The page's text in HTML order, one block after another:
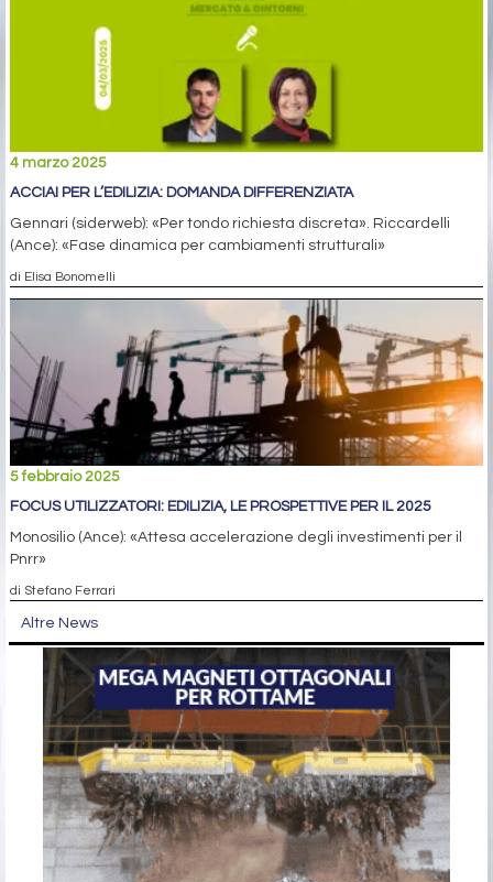
4 marzo 2025
ACCIAI PER L’EDILIZIA: DOMANDA DIFFERENZIATA
Gennari (siderweb): «Per tondo richiesta discreta». Riccardelli
(Ance): «Fase dinamica per cambiamenti strutturali»
di Elisa Bonomelli
5 febbraio 2025
FOCUS UTILIZZATORI: EDILIZIA, LE PROSPETTIVE PER IL 2025
Monosilio (Ance): «Attesa accelerazione degli investimenti per il
Pnrr»
di Stefano Ferrari
Altre News